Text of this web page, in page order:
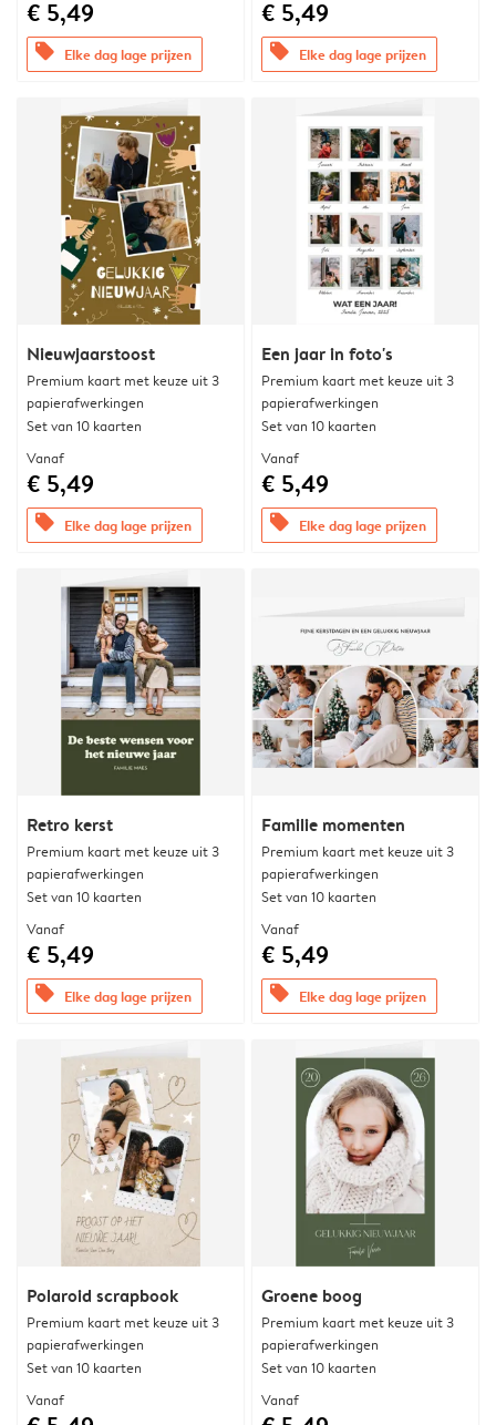
€ 5,49
offers Elke dag lage prijzen
€ 5,49
offers Elke dag lage prijzen
Nieuwjaarstoost
Premium kaart met keuze uit 3
papierafwerkingen
Set van 10 kaarten
Vanaf
€ 5,49
offers Elke dag lage prijzen
Een jaar in foto's
Premium kaart met keuze uit 3
papierafwerkingen
Set van 10 kaarten
Vanaf
€ 5,49
offers Elke dag lage prijzen
Retro kerst
Premium kaart met keuze uit 3
papierafwerkingen
Set van 10 kaarten
Vanaf
€ 5,49
offers Elke dag lage prijzen
Familie momenten
Premium kaart met keuze uit 3
papierafwerkingen
Set van 10 kaarten
Vanaf
€ 5,49
offers Elke dag lage prijzen
Polaroid scrapbook
Premium kaart met keuze uit 3
papierafwerkingen
Set van 10 kaarten
Vanaf
Groene boog
Premium kaart met keuze uit 3
papierafwerkingen
Set van 10 kaarten
Vanaf